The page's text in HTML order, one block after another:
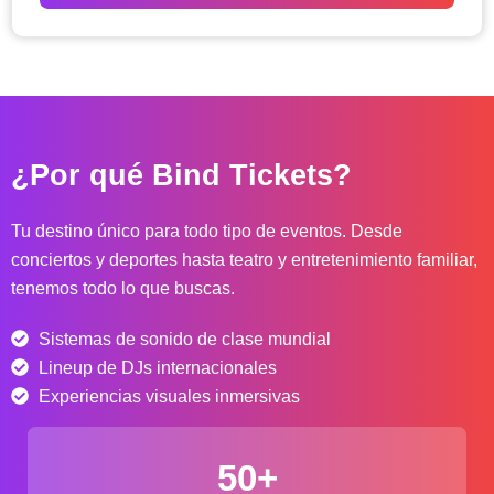
d
p
c
i
s
:
d
d
$
¿Por qué Bind Tickets?
Tu destino único para todo tipo de eventos. Desde
conciertos y deportes hasta teatro y entretenimiento familiar,
tenemos todo lo que buscas.
Sistemas de sonido de clase mundial
Lineup de DJs internacionales
Experiencias visuales inmersivas
50+